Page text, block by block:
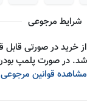
شرایط مرجوعی
خرید در صورتی قابل
در صورت پلمپ بودن،
مشاهده قوانین مرجوعی